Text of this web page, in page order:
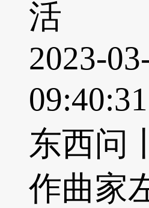
活
2023-
东西问
作曲家